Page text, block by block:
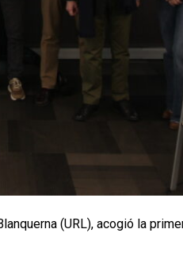
(URL), acogió la